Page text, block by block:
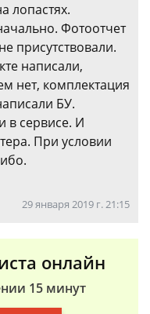
лопастях.
Фотоотчет
присутствовали.
написали,
нет, комплектация
БУ.
в сервисе. И
При условии
29 января 2019 г. 21:15
онлайн
15 минут